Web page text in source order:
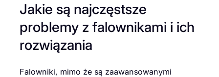
Jakie są najczęstsze
problemy z falownikami i ich
rozwiązania
Falowniki, mimo że są zaawansowanymi